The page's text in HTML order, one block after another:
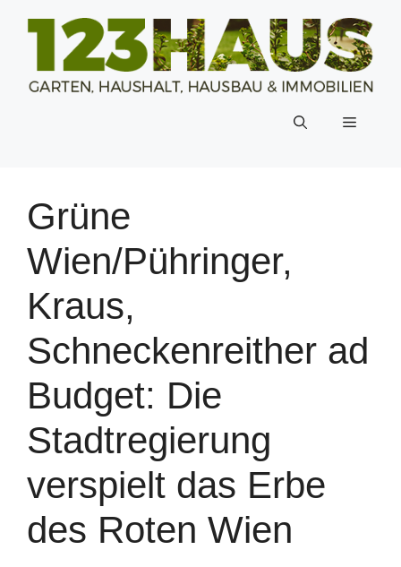
Inhalt
Menü
Grüne
Wien/Pühringer,
Kraus,
Schneckenreither ad
Budget: Die
Stadtregierung
verspielt das Erbe
des Roten Wien